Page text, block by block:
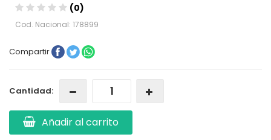
(0)
Cod. Nacional: 178899
Compartir
Cantidad:
Añadir al carrito